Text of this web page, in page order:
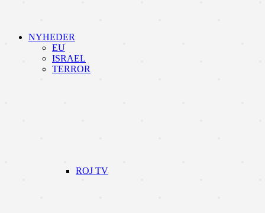
NYHEDER
EU
ISRAEL
TERROR
ROJ TV